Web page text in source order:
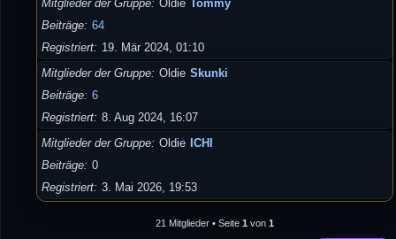
Mitglieder der Gruppe
Oldie Tommy
Beiträge
64
Registriert
19. Mär 2024, 01:10
Mitglieder der Gruppe
Oldie Skunki
Beiträge
6
Registriert
8. Aug 2024, 16:07
Mitglieder der Gruppe
Oldie ICHI
Beiträge
0
Registriert
3. Mai 2026, 19:53
21 Mitglieder • Seite 1 von 1